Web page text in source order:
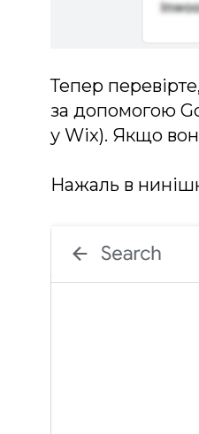
Тепер
за допомогою
у Wix). Якщо
Нажаль в